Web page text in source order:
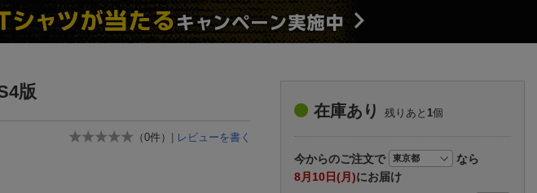
楽天チケット
エンタメニュース
推し楽
版
（0件） | レビューを書く
在庫あり 残りあと 1個
今からのご注文で
なら
8月10日(月)にお届け